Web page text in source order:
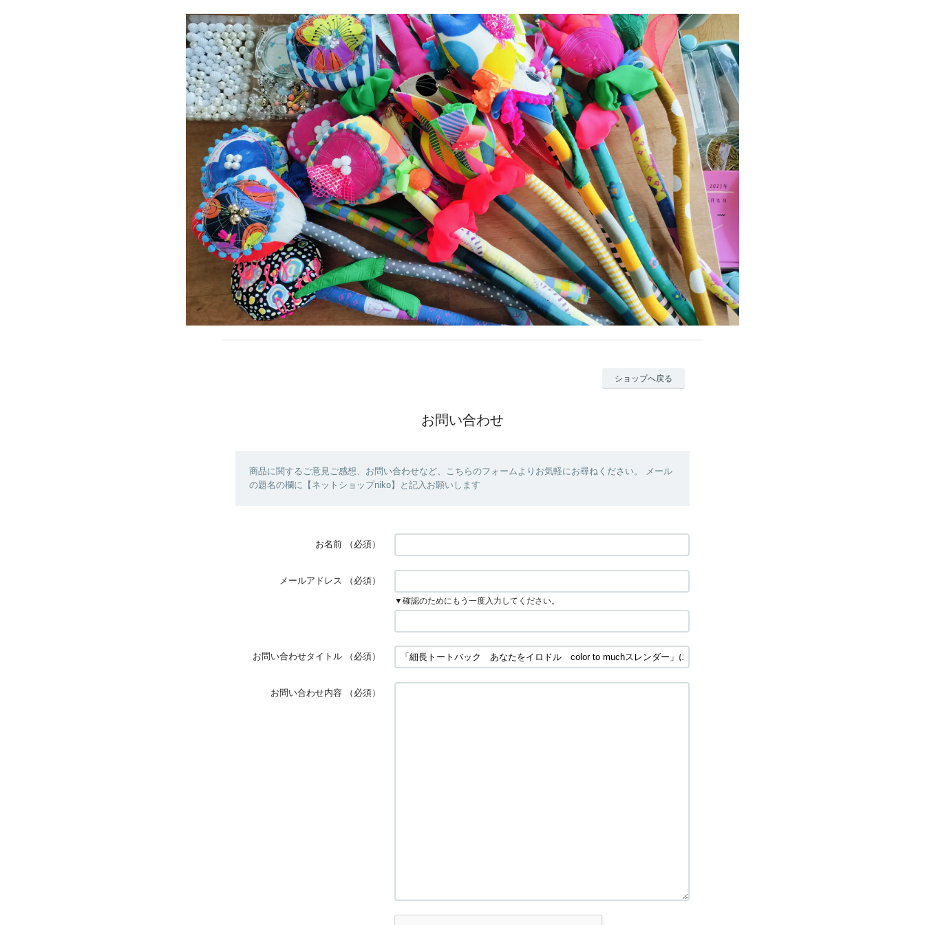
ショップへ戻る
お問い合わせ
商品に関するご意見ご感想、お問い合わせなど、こちらのフォームよりお気軽にお尋ねください。 メール
の題名の欄に【ネットショップniko】と記入お願いします
お名前 （必須）
メールアドレス （必須）
▼確認のためにもう一度入力してください。
お問い合わせタイトル （必須）
お問い合わせ内容 （必須）